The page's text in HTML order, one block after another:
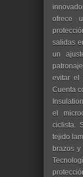
ofrece
salidas
un
evitar el
Cuenta
el
ciclista.
tejido
brazos